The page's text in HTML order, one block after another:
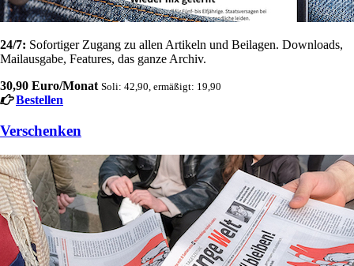
24/7: Sofortiger Zugang zu allen Artikeln und Beilagen. Downloads,
Mailausgabe, Features, das ganze Archiv.
30,90 Euro/Monat Soli: 42,90, ermäßigt: 19,90
Bestellen
Verschenken